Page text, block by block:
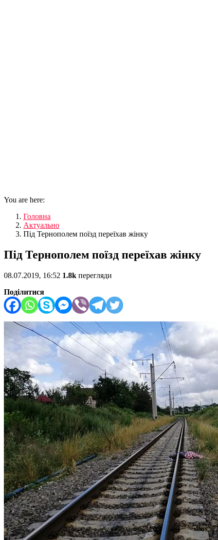
You are here:
Головна
Актуально
Під Тернополем поїзд переїхав жінку
Під Тернополем поїзд переїхав жінку
08.07.2019, 16:52 1.8k перегляди
Поділитися